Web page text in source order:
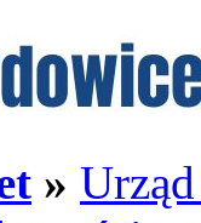
»